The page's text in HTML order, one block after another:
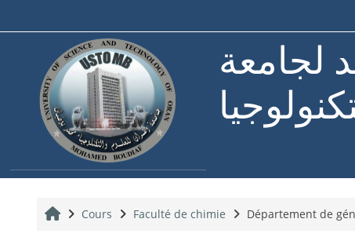
لجامعة
Accueil
Cours Faculté de chimie Département de